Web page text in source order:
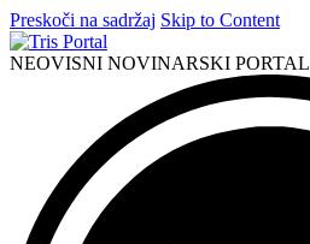
Preskoči na sadržaj Skip to Content
NEOVISNI NOVINARSKI PORTAL